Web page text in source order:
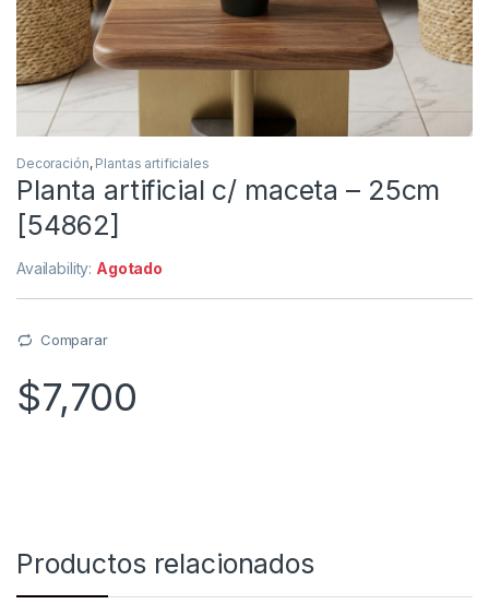
Decoración, Plantas artificiales
Planta artificial c/ maceta – 25cm
[54862]
Availability: Agotado
Comparar
$7,700
Productos relacionados